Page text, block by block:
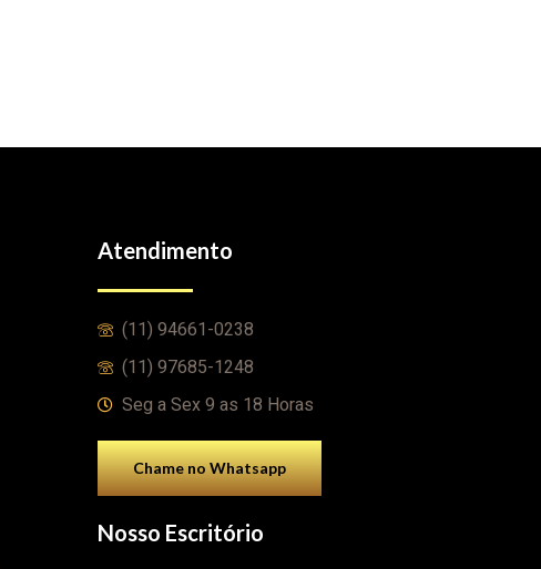
Atendimento
(11) 94661-0238
(11) 97685-1248
Seg a Sex 9 as 18 Horas
Chame no Whatsapp
Nosso Escritório